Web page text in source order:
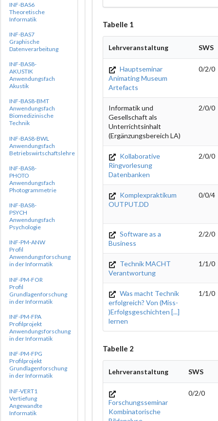
INF-BAS6
Theoretische
Informatik
INF-BAS7
Graphische
Datenverarbeitung
INF-BAS8-
AKUSTIK
Anwendungsfach
Akustik
INF-BAS8-BMT
Anwendungsfach
Biomedizinische
Technik
INF-BAS8-BWL
Anwendungsfach
Betriebswirtschaftslehre
INF-BAS8-
PHOTO
Anwendungsfach
Photogrammetrie
INF-BAS8-
PSYCH
Anwendungsfach
Psychologie
INF-PM-ANW
Profil
Anwendungsforschung
in der Informatik
INF-PM-FOR
Profil
Grundlagenforschung
in der Informatik
INF-PM-FPA
Profilprojekt
Anwendungsforschung
in der Informatik
INF-PM-FPG
Profilprojekt
Grundlagenforschung
in der Informatik
INF-VERT1
Vertiefung
Angewandte
Informatik
Tabelle 1
Lehrveranstaltung SWS
Hauptseminar
Animating Museum
Artefacts
0/2/0
Informatik und
Gesellschaft als
Unterrichtsinhalt
(Ergänzungsbereich LA)
2/0/0
Kollaborative
Ringvorlesung
Datenbanken
2/0/0
Komplexpraktikum
OUTPUT.DD
0/0/4
Software as a
Business
2/2/0
Technik MACHT
Verantwortung
1/1/0
Was macht Technik
erfolgreich? Von (Miss-
)Erfolgsgeschichten [...]
lernen
1/1/0
Tabelle 2
Lehrveranstaltung SWS
Forschungsseminar
Kombinatorische
0/2/0